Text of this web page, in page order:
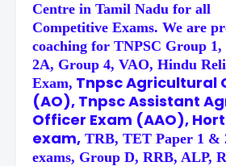
Centre in Tamil Nadu for all
Competitive Exams. We are
coaching for TNPSC Group
2A, Group 4, VAO, Hindu
Exam, Tnpsc Agricultural
(AO), Tnpsc Assistant
Officer Exam (AAO),
exam, TRB, TET Paper 1 &
exams, Group D, RRB, ALP,